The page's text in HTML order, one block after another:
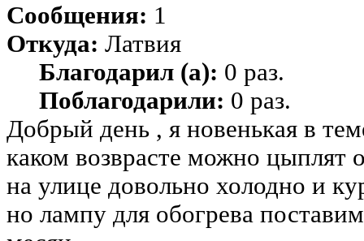
Сообщения: 1
Откуда: Латвия
Благодарил (а): 0 раз.
Поблагодарили: 0 раз.
Добрый день , я новенькая в
каком возврасте можно цыплят
на улице довольно холодно и
но лампу для обогрева